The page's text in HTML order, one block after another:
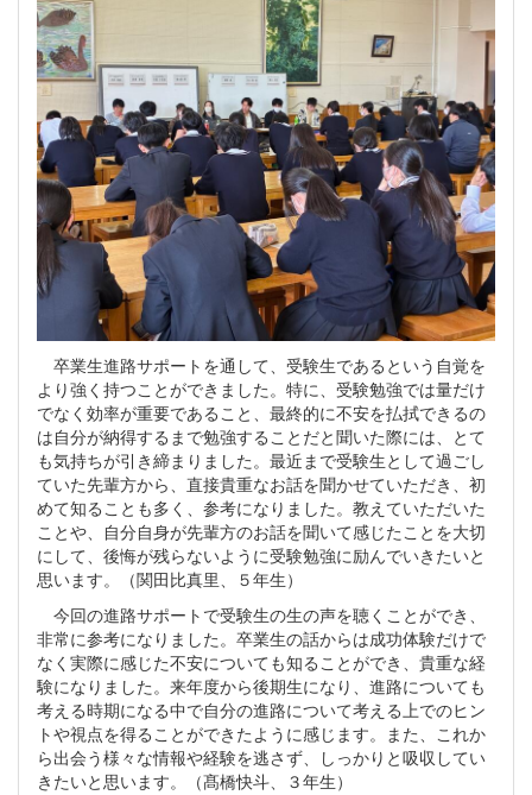
卒業生進路サポートを通して、受験生であるという自覚を
より強く持つことができました。特に、受験勉強では量だけ
でなく効率が重要であること、最終的に不安を払拭できるの
は自分が納得するまで勉強することだと聞いた際には、とて
も気持ちが引き締まりました。最近まで受験生として過ごし
ていた先輩方から、直接貴重なお話を聞かせていただき、初
めて知ることも多く、参考になりました。教えていただいた
ことや、自分自身が先輩方のお話を聞いて感じたことを大切
にして、後悔が残らないように受験勉強に励んでいきたいと
思います。（関田比真里、５年生）
今回の進路サポートで受験生の生の声を聴くことができ、
非常に参考になりました。卒業生の話からは成功体験だけで
なく実際に感じた不安についても知ることができ、貴重な経
験になりました。来年度から後期生になり、進路についても
考える時期になる中で自分の進路について考える上でのヒン
トや視点を得ることができたように感じます。また、これか
ら出会う様々な情報や経験を逃さず、しっかりと吸収してい
きたいと思います。
（髙橋快斗、３年生）